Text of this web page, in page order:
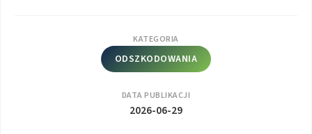
KATEGORIA
ODSZKODOWANIA
DATA PUBLIKACJI
2026-06-29